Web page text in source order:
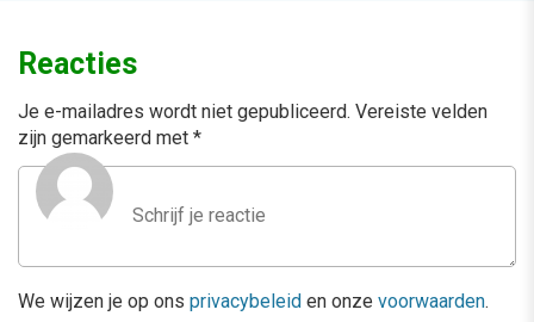
Reacties
Je e-mailadres wordt niet gepubliceerd. Vereiste velden
zijn gemarkeerd met *
We wijzen je op ons privacybeleid en onze voorwaarden.